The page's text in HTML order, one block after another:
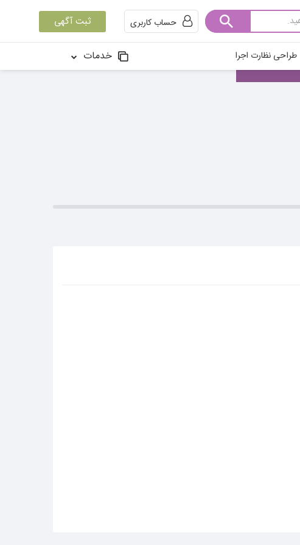
حساب کاربری ثبت آگهی
طراحی نظارت اجرا خدمات